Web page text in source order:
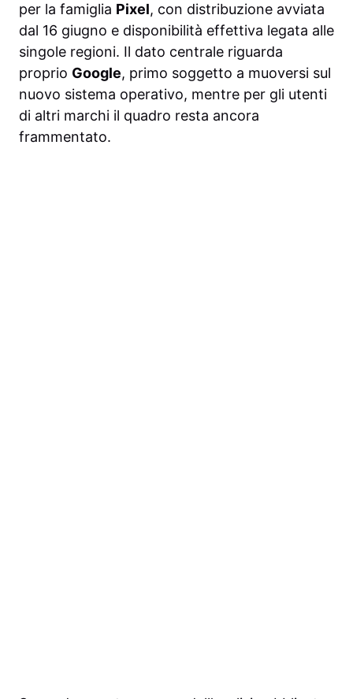
per la famiglia Pixel, con distribuzione avviata
dal 16 giugno e disponibilità effettiva legata alle
singole regioni. Il dato centrale riguarda
proprio Google, primo soggetto a muoversi sul
nuovo sistema operativo, mentre per gli utenti
di altri marchi il quadro resta ancora
frammentato.